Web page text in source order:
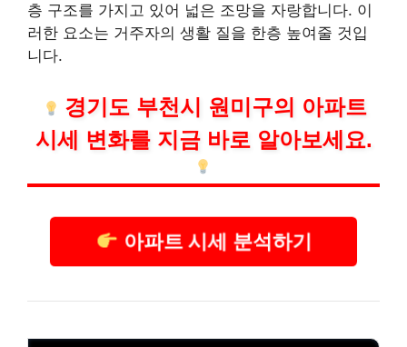
층 구조를 가지고 있어 넓은 조망을 자랑합니다. 이
러한 요소는 거주자의 생활 질을 한층 높여줄 것입
니다.
경기도 부천시 원미구의 아파트
시세 변화를 지금 바로 알아보세요.
아파트 시세 분석하기